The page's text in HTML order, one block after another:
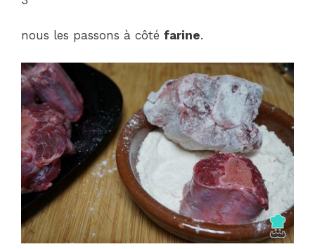
nous les passons à côté farine.